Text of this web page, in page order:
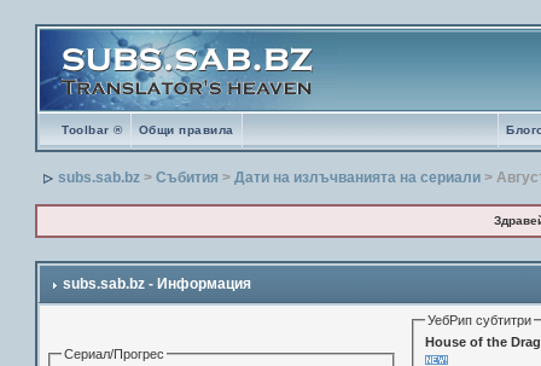
Toolbar ® Общи правила
subs.sab.bz >Събития >Дати на излъчванията на сериали >
subs.sab.bz - Информация
Сериал/Прогрес
УебРип субтитри
House of the